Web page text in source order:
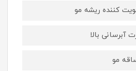
کننده ریشه مو
آبرسانی بالا
مو